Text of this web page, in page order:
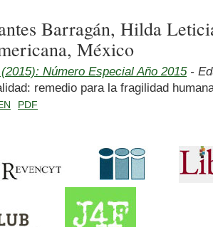
Barragán, Hilda
México
Número Especial Año 2015-
remedio para la fragilidad
PDF